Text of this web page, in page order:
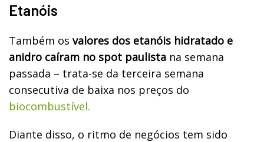
Etanóis
Também os valores dos etanóis hidratado e
anidro caíram no spot paulista na semana
passada – trata-se da terceira semana
consecutiva de baixa nos preços do
biocombustível.
Diante disso, o ritmo de negócios tem sido